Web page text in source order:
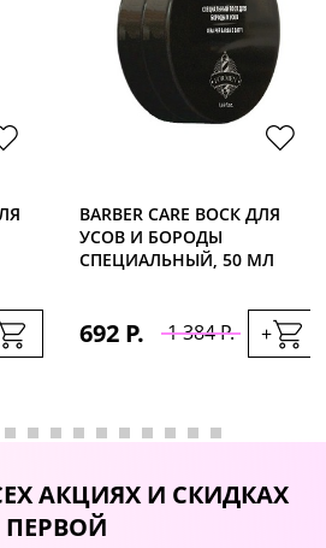
BARBER CARE ВОСК ДЛЯ
УСОВ И БОРОДЫ
СПЕЦИАЛЬНЫЙ, 50 МЛ
692 Р. 1 384 Р. +
АКЦИЯХ И СКИДКАХ
ПЕРВОЙ